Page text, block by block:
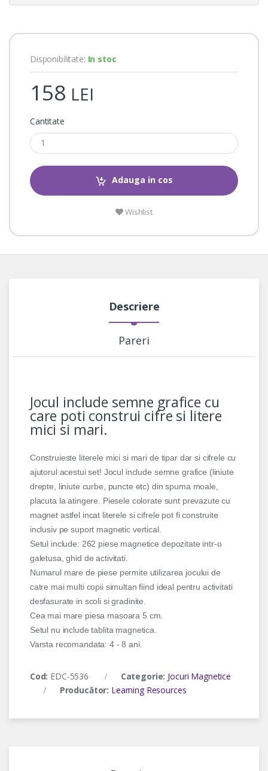
i
Disponibilitate: In stoc
158 LEI
Cantitate
Adauga in cos
Wishlist
Descriere
Pareri
Jocul include semne grafice cu
care poti construi cifre si litere
mici si mari.
Construieste literele mici si mari de tipar dar si cifrele cu
ajutorul acestui set! Jocul include semne grafice (liniute
drepte, liniute curbe, puncte etc) din spuma moale,
placuta la atingere. Piesele colorate sunt prevazute cu
magnet astfel incat literele si cifrele pot fi construite
inclusiv pe suport magnetic vertical.
Setul include: 262 piese magnetice depozitate intr-o
galetusa, ghid de activitati.
Numarul mare de piese permite utilizarea jocului de
catre mai multi copii simultan fiind ideal pentru activitati
desfasurate in scoli si gradinite.
Cea mai mare piesa masoara 5 cm.
Setul nu include tablita magnetica.
Varsta recomandata: 4 - 8 ani.
Cod: EDC-5536 Categorie: Jocuri Magnetice
Producător: Learning Resources